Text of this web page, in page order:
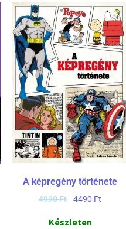
A képregény története
4990Ft 4490 Ft
Készleten